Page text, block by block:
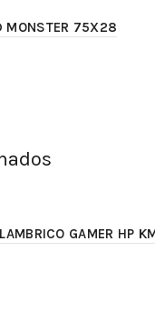
MONSTER 75X28
GAMER HP